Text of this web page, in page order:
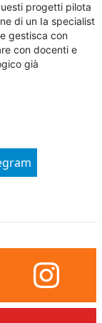
progetti pilota
di un Ia specialist
gestisca con
con docenti e
già